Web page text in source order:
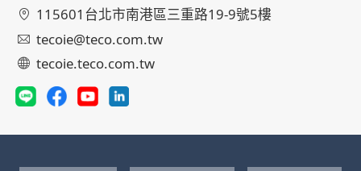
115601台北市南港區三重路19-9號5樓
tecoie@teco.com.tw
tecoie.teco.com.tw